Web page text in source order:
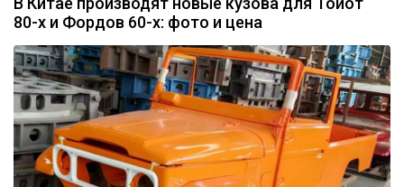
80-х и Фордов 60-х: фото и цена